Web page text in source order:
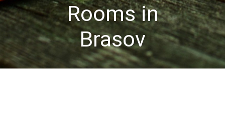
Rooms in
Brasov